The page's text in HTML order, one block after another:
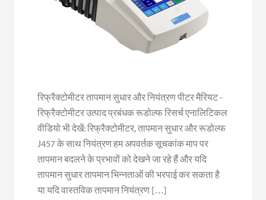
रिफ्रैक्टोमीटर तापमान सुधार और नियंत्रण पीटर मैरियट -
रिफ्रैक्टोमीटर उत्पाद प्रबंधक रूडोल्फ रिसर्च एनालिटिकल
वीडियो भी देखें: रिफ्रैक्टोमीटर, तापमान सुधार और रूडोल्फ
J457 के साथ नियंत्रण हम अपवर्तक सूचकांक माप पर
तापमान बदलने के प्रभावों को देखने जा रहे हैं और यदि
तापमान सुधार तापमान भिन्नताओं की भरपाई कर सकता है
या यदि वास्तविक तापमान नियंत्रण […]